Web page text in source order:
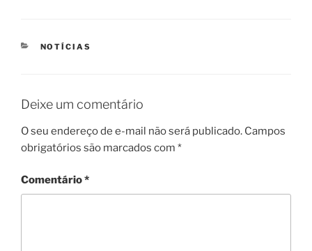
CATEGORIAS
NOTÍCIAS
Deixe um comentário
O seu endereço de e-mail não será publicado. Campos
obrigatórios são marcados com *
Comentário*